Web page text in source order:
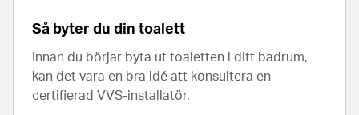
Så byter du din toalett
Innan du börjar byta ut toaletten i ditt badrum,
kan det vara en bra idé att konsultera en
certifierad VVS-installatör.